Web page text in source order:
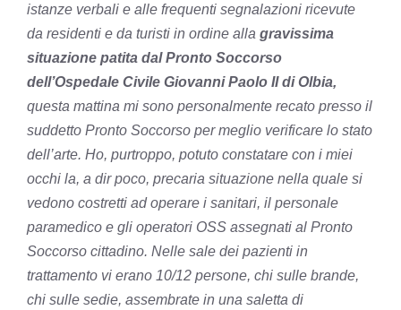
istanze verbali e alle frequenti segnalazioni ricevute
da residenti e da turisti in ordine alla gravissima
situazione patita dal Pronto Soccorso
dell’Ospedale Civile Giovanni Paolo II di Olbia,
questa mattina mi sono personalmente recato presso il
suddetto Pronto Soccorso per meglio verificare lo stato
dell’arte. Ho, purtroppo, potuto constatare con i miei
occhi la, a dir poco, precaria situazione nella quale si
vedono costretti ad operare i sanitari, il personale
paramedico e gli operatori OSS assegnati al Pronto
Soccorso cittadino. Nelle sale dei pazienti in
trattamento vi erano 10/12 persone, chi sulle brande,
chi sulle sedie, assembrate in una saletta di